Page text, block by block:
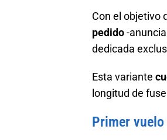
Con el objetivo
pedido-
dedicada
Esta variante
longitud de
Primer